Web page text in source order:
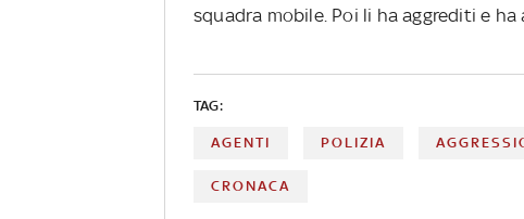
squadra mobile. Poi li ha aggrediti e
TAG:
AGENTI POLIZIA
CRONACA